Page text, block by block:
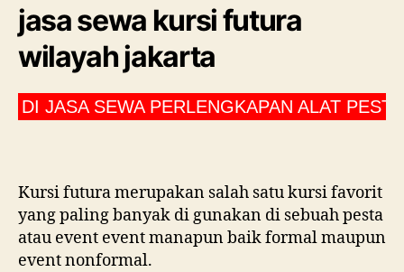
jasa sewa kursi futura
wilayah jakarta
SEWA PERLENGKAPAN ALAT PESTA CV
Kursi futura merupakan salah satu kursi favorit
yang paling banyak di gunakan di sebuah pesta
atau event event manapun baik formal maupun
event nonformal.